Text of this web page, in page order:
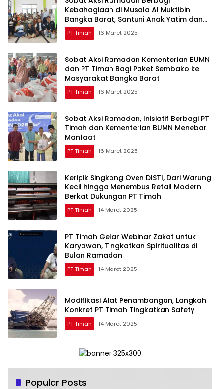
Kebahagiaan di Musala Al Muktibin
Bangka Barat, Santuni Anak Yatim dan
Piatu
PT Timah 16 Maret 2025
Sobat Aksi Ramadan Kementerian BUMN
dan PT Timah Bagi Paket Sembako ke
Masyarakat Bangka Barat
PT Timah 16 Maret 2025
Sobat Aksi Ramadan, Inisiatif Berbagi PT
Timah dan Kementerian BUMN Menebar
Manfaat
PT Timah 16 Maret 2025
Keripik Singkong Oven DISTI, Dari Warung
Kecil hingga Menembus Retail Modern
Berkat Dukungan PT Timah
PT Timah 14 Maret 2025
PT Timah Gelar Webinar Zakat untuk
Karyawan, Tingkatkan Spiritualitas di
Bulan Ramadan
PT Timah 14 Maret 2025
Modifikasi Alat Penambangan, Langkah
Konkret PT Timah Tingkatkan Safety
PT Timah 14 Maret 2025
Popular Posts